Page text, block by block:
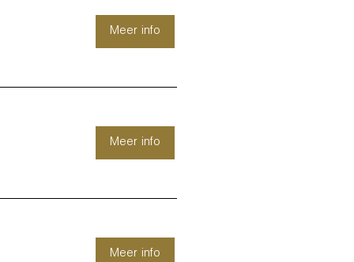
Meer info
Meer info
Meer info